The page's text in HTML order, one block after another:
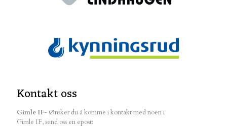
Kontakt oss
Gimle IF- Ønsker du å komme i kontakt med noen i
Gimle IF, send oss en epost: